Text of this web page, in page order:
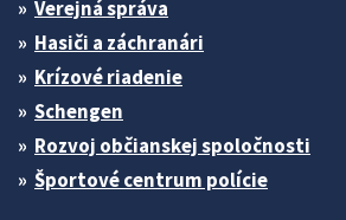
Verejná správa
Hasiči a záchranári
Krízové riadenie
Schengen
Rozvoj občianskej spoločnosti
Športové centrum polície